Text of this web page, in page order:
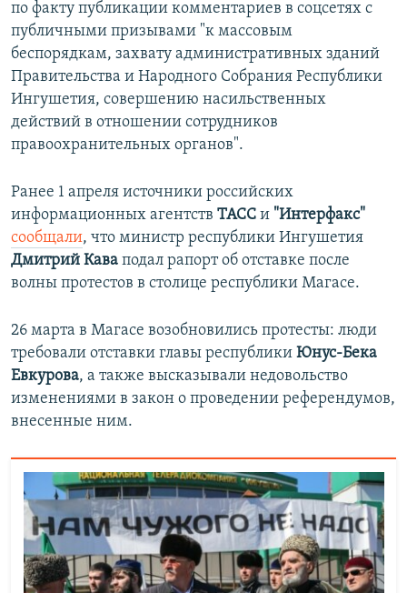
по факту публикации комментариев в соцсетях с
публичными призывами "к массовым
беспорядкам, захвату административных зданий
Правительства и Народного Собрания Республики
Ингушетия, совершению насильственных
действий в отношении сотрудников
правоохранительных органов".
Ранее 1 апреля источники российских
информационных агентств ТАСС и "Интерфакс"
сообщали, что министр республики Ингушетия
Дмитрий Кава подал рапорт об отставке после
волны протестов в столице республики Магасе.
26 марта в Магасе возобновились протесты: люди
требовали отставки главы республики Юнус-Бека
Евкурова, а также высказывали недовольство
изменениями в закон о проведении референдумов,
внесенные ним.